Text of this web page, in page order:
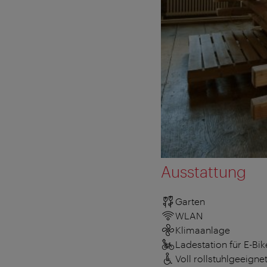
Ausstattung
Garten
WLAN
Klimaanlage
Ladestation für E-
Voll rollstuhlgeeignet